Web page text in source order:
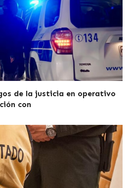
de la justicia en operativo
con